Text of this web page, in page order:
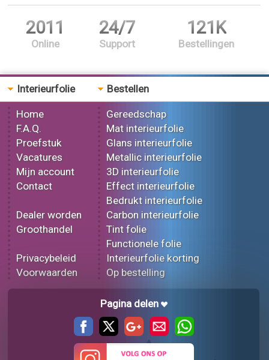
2011
Online
24/7
Support
121K
Bestellingen
Interieurfolie
Home
F.A.Q.
Proefstuk
Vacatures
Mijn account
Contact
Dealer worden
Groothandel
Privacybeleid
Voorwaarden
Bestellen
Gereedschap
Mat interieurfolie
Glans interieurfolie
Metallic interieurfolie
3D interieurfolie
Effect interieurfolie
Bedrukt interieurfolie
Carbon interieurfolie
Tint folie
Functionele folie
Interieurfolie korting
Op bestelling
Pagina delen